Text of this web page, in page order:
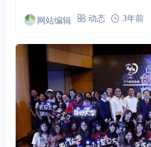
网站编辑 动态 3年前